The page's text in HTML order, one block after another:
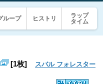
ループ ヒストリ
ラップ
タイム
[1枚] スバル フォレスター